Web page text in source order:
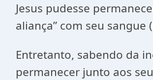
Jesus pudesse
aliança” com seu sangue
Entretanto, sabendo da
permanecer junto aos